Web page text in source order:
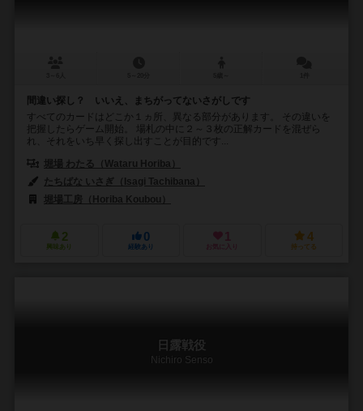
間違い探し？ いいえ、まちがってないさがしです
すべてのカードはどこか１ヵ所、異なる部分があります。 その違いを
把握したらゲーム開始。 場札の中に２～３枚の正解カードを混ぜら
れ、それをいち早く探し出すことが目的です...
堀場 わたる（Wataru Horiba）
たちばな いさぎ（Isagi Tachibana）
堀場工房（Horiba Koubou）
2
興味あり
0
経験あり
1
お気に入り
4
持ってる
日露戦役
Nichiro Senso